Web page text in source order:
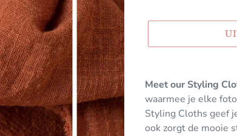
toegevoegen
aan
uw
winkelwagen
Meet our Styling
waarmee je elke
Styling Cloths geef
ook zorgt de mooie